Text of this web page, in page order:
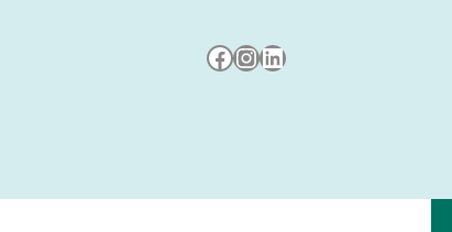
Besuche uns auf Facebook
Besuche uns auf Instagram
LinkedIn